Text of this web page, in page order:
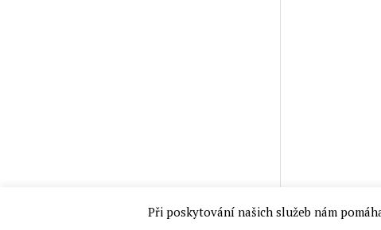
Při poskytování našich služeb nám